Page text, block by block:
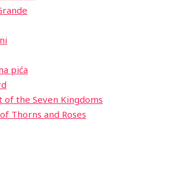
pića
of the Seven Kingdoms
Thorns and Roses